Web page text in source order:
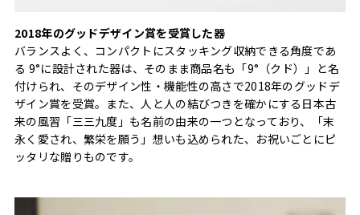
2018年のグッドデザイン賞を受賞した器
バランスよく、コンパクトにスタッキング収納できる角度であ
る 9°に設計された器は、そのまま商品名も「9°（クド）」と名
付けられ、そのデザイン性・機能性の高さで2018年のグッドデ
ザイン賞を受賞。また、人と人の結びつきを確かにする日本古
来の風習「三三九度」も名前の由来の一つとなっており、「末
永く愛され、繁栄を願う」想いも込められた、お祝いごとにピ
ッタリな贈りものです。